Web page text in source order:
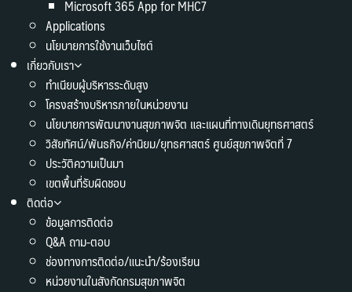
Microsoft 365 App for MHC7
Applications
นโยบายการใช้งานเว็บไซต์
เกี่ยวกับเรา
ทำเนียบผู้บริหารระดับสูง
โครงสร้างบริหารภายในหน่วยงาน
นโยบายการพัฒนางานสุขภาพจิต และแผนที่ทางเดินยุทธศาสตร์
วิสัยทัศน์/พันธกิจ/ค่านิยม/ยุทธศาสตร์ ศูนย์สุขภาพจิตที่ 7
ประวัติความเป็นมา
เขตพื้นที่รับผิดชอบ
ติดต่อ
ข้อมูลการติดต่อ
Q&A ถาม-ตอบ
ช่องทางการติดต่อ/แนะนำ/ร้องเรียน
หน่วยงานในสังกัดกรมสุขภาพจิต